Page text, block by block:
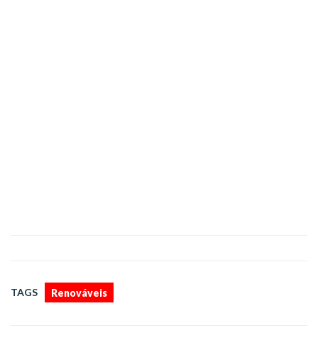
TAGS Renováveis